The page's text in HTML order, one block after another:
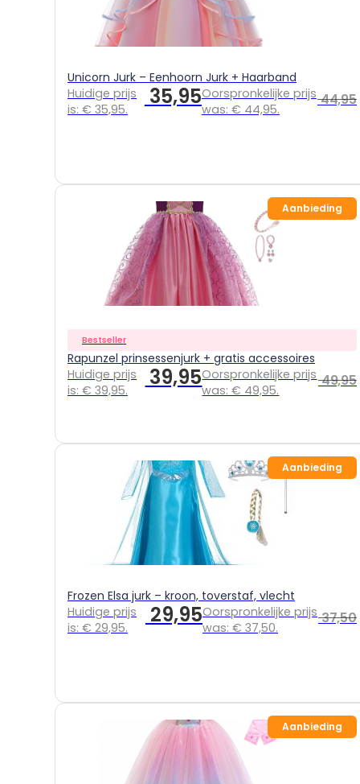
Unicorn Jurk – Eenhoorn Jurk + Haarband
44,95
Oorspronkelijke prijs
was: € 44,95.
35,95
Huidige prijs
is: € 35,95.
Bestseller
Rapunzel prinsessenjurk + gratis accessoires
49,95
Oorspronkelijke prijs
was: € 49,95.
39,95
Huidige prijs
is: € 39,95.
Aanbieding
Frozen Elsa jurk – kroon, toverstaf, vlecht
37,50
Oorspronkelijke prijs
was: € 37,50.
29,95
Huidige prijs
is: € 29,95.
Aanbieding
Aanbieding